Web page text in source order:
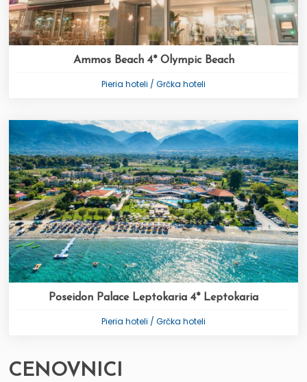
Ammos Beach 4* Olympic Beach
Pieria hoteli / Grčka hoteli
Poseidon Palace Leptokaria 4* Leptokaria
Pieria hoteli / Grčka hoteli
CENOVNICI